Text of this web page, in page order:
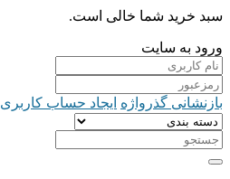
سبد خرید شما خالی است.
ورود به سایت
بازنشانی گذرواژه ایجاد حساب کاربری